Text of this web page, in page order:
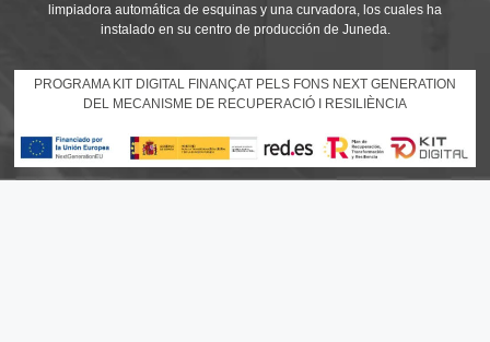
limpiadora automática de esquinas y una curvadora, los cuales ha
instalado en su centro de producción de Juneda.
PROGRAMA KIT DIGITAL FINANÇAT PELS FONS NEXT GENERATION
DEL MECANISME DE RECUPERACIÓ I RESILIÈNCIA